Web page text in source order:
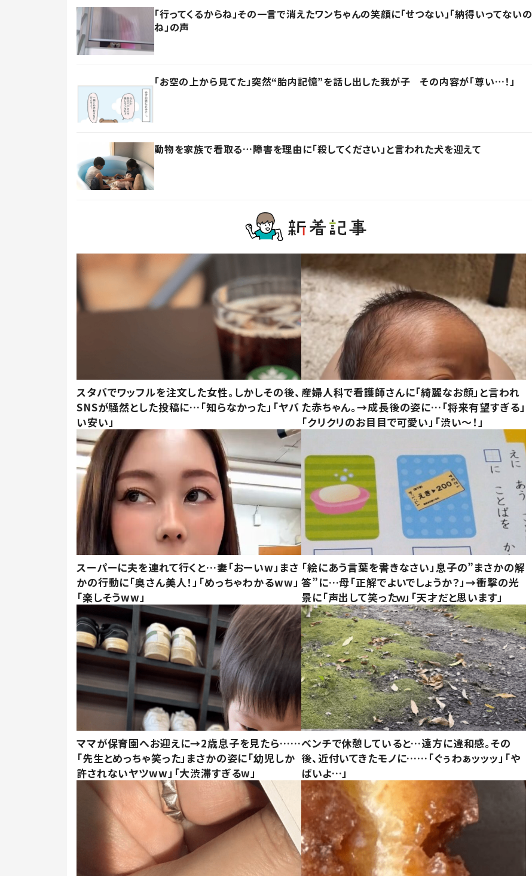
「行ってくるからね」その一言で消えたワンちゃんの笑顔に「せつない」「納得いってないの
ね」の声
「お空の上から見てた」突然“胎内記憶”を話し出した我が子 その内容が「尊い…！」
動物を家族で看取る…障害を理由に「殺してください」と言われた犬を迎えて
スタバでワッフルを注文した女性。しかしその後、
SNSが騒然とした投稿に…「知らなかった」「ヤバ
い安い」
産婦人科で看護師さんに「綺麗なお顔」と言われ
た赤ちゃん。→成長後の姿に…「将来有望すぎる」
「クリクリのお目目で可愛い」「渋い～！」
スーパーに夫を連れて行くと…妻「おーいw」まさ
かの行動に「奥さん美人！」「めっちゃわかるww」
「楽しそうww」
「絵にあう言葉を書きなさい」息子の”まさかの解
答”に…母「正解でよいでしょうか？」→衝撃の光
景に「声出して笑ったｗ」「天才だと思います」
ママが保育園へお迎えに→2歳息子を見たら……
「先生とめっちゃ笑った」まさかの姿に「幼児しか
許されないヤツww」「大渋滞すぎるw」
ベンチで休憩していると…遠方に違和感。その
後、近付いてきたモノに……「ぐぅわぁッッッ」「や
ばいよ…」